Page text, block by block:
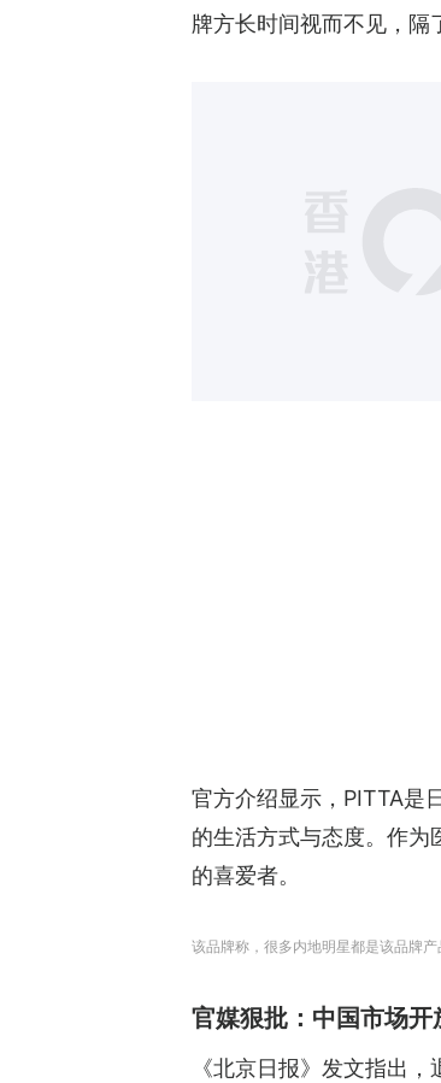
牌方长时间视而不见，隔
官方介绍显示，PITTA是
的生活方式与态度。作为
的喜爱者。
该品牌称，很多内地明星都是该品牌产
官媒狠批：中国市场
《北京日报》发文指出